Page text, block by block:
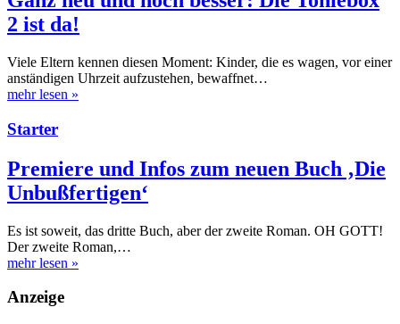
2 ist da!
Viele Eltern kennen diesen Moment: Kinder, die es wagen, vor einer
anständigen Uhrzeit aufzustehen, bewaffnet…
mehr lesen »
Starter
Premiere und Infos zum neuen Buch ‚Die
Unbußfertigen‘
Es ist soweit, das dritte Buch, aber der zweite Roman. OH GOTT!
Der zweite Roman,…
mehr lesen »
Anzeige